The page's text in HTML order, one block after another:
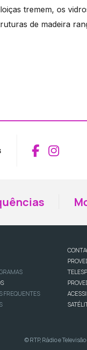
tremem, os
de madeira
FREQUENTES
© RTP, Rádio e